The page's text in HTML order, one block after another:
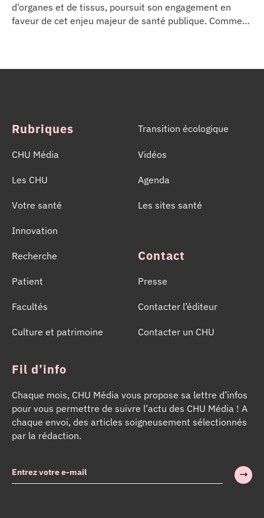
d’organes et de tissus, poursuit son engagement en
faveur de cet enjeu majeur de santé publique. Comme
Rubriques
CHU Média
Les CHU
Votre santé
Innovation
Recherche
Patient
Facultés
Culture et patrimoine
Transition écologique
Vidéos
Agenda
Les sites santé
Contact
Presse
Contacter l’éditeur
Contacter un CHU
Fil d’info
Chaque mois, CHU Média vous propose sa lettre d’infos
pour vous permettre de suivre l’actu des CHU Média ! A
chaque envoi, des articles soigneusement sélectionnés
par la rédaction.